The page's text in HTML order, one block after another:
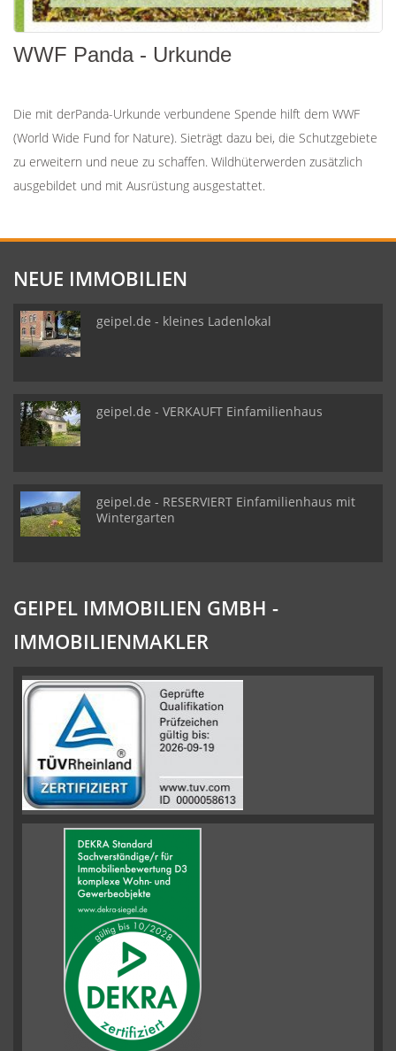
WWF Panda - Urkunde
Die mit derPanda-Urkunde verbundene Spende hilft dem WWF
(World Wide Fund for Nature). Sieträgt dazu bei, die Schutzgebiete
zu erweitern und neue zu schaffen. Wildhüterwerden zusätzlich
ausgebildet und mit Ausrüstung ausgestattet.
NEUE IMMOBILIEN
geipel.de - kleines Ladenlokal
geipel.de - VERKAUFT Einfamilienhaus
geipel.de - RESERVIERT Einfamilienhaus mit
Wintergarten
GEIPEL IMMOBILIEN GMBH -
IMMOBILIENMAKLER